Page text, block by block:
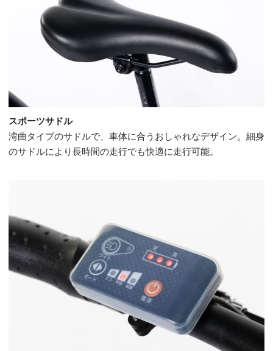
スポーツサドル
湾曲タイプのサドルで、車体に合うおしゃれなデザイン。細身
のサドルにより長時間の走行でも快適に走行可能。